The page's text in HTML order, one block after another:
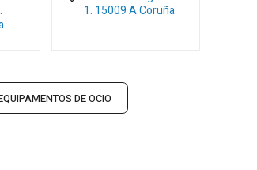
1. 15009A Coruña
DE OCIO